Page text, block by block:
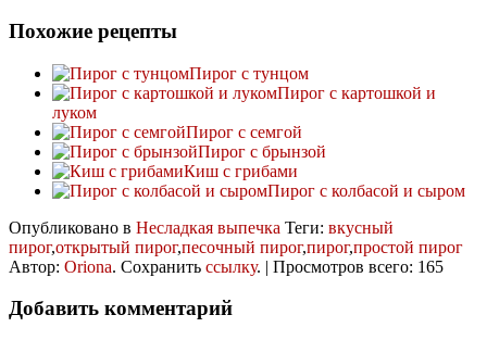
Похожие рецепты
Пирог с тунцом
Пирог с картошкой и
луком
Пирог с семгой
Пирог с брынзой
Киш с грибами
Пирог с колбасой и сыром
Опубликовано в Несладкая выпечка Теги: вкусный
пирог,открытый пирог,песочный пирог,пирог,простой пирог
Автор: Oriona. Сохранить ссылку. | Просмотров всего: 165
Добавить комментарий